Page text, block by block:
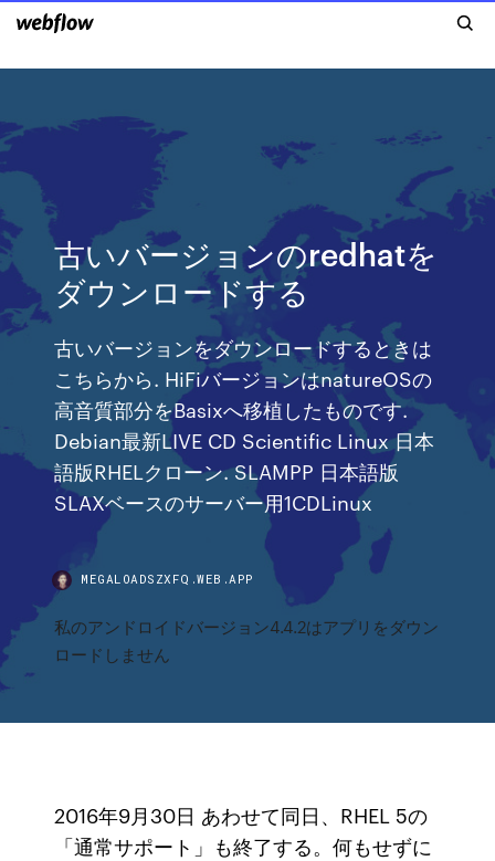
古いバージョンのredhatを
ダウンロードする
古いバージョンをダウンロードするときは
こちらから. HiFiバージョンはnatureOSの
高音質部分をBasixへ移植したものです.
Debian最新LIVE CD Scientific Linux 日本
語版RHELクローン. SLAMPP 日本語版
SLAXベースのサーバー用1CDLinux
MEGALOADSZXFQ.WEB.APP
私のアンドロイドバージョン4.4.2はアプリをダウン
ロードしません
2016年9月30日 あわせて同日、RHEL 5の
「通常サポート」も終了する。何もせずに